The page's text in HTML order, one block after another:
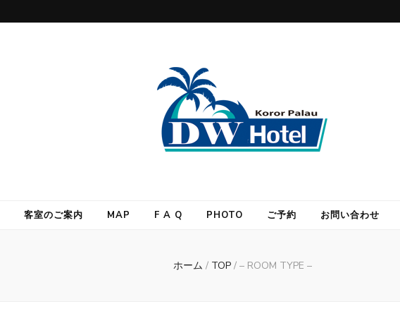
客室のご案内 MAP F A Q PHOTO ご予約 お問い合わせ
ホーム / TOP / – ROOM TYPE –